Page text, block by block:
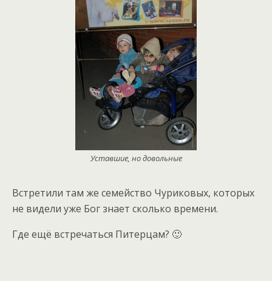
Уставшие, но довольные
Встретили там же семейство Чуриковых, которых
не видели уже Бог знает сколько времени.
Где ещё встречаться Питерцам? 🙂